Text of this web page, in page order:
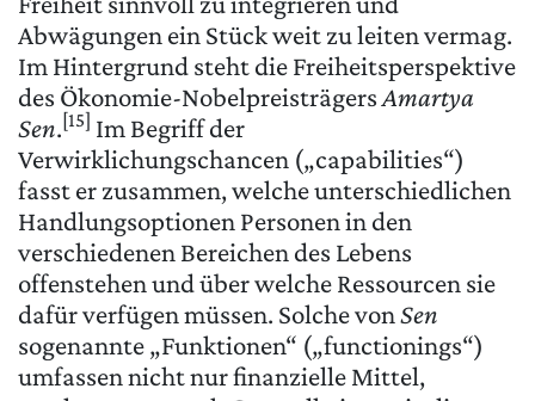
Abwägungen ein Stück weit zu leiten vermag.
Im Hintergrund steht die Freiheitsperspektive
des Ökonomie-NobelpreisträgersAmartya
Sen.[15] Im Begriff der
Verwirklichungschancen („capabilities“)
fasst er zusammen, welche unterschiedlichen
Handlungsoptionen Personen in den
verschiedenen Bereichen des Lebens
offenstehen und über welche Ressourcen sie
dafür verfügen müssen. Solche vonSen
sogenannte „Funktionen“ („functionings“)
umfassen nicht nur finanzielle Mittel,